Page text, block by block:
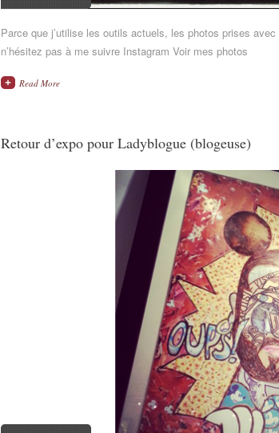
Parce que j’utilise les outils actuels, les photos prises
n’hésitez pas à me suivre Instagram Voir mes photos
Read More
Retour d’expo pour Ladyblogue (blogeuse)